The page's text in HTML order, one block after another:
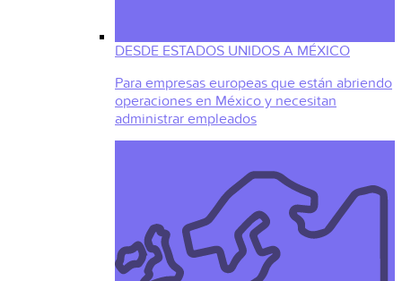
DESDE ESTADOS UNIDOS A MÉXICO
Para empresas europeas que están abriendo
operaciones en México y necesitan
administrar empleados